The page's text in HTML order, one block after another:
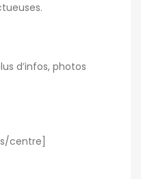
d’infos, photos
centre]